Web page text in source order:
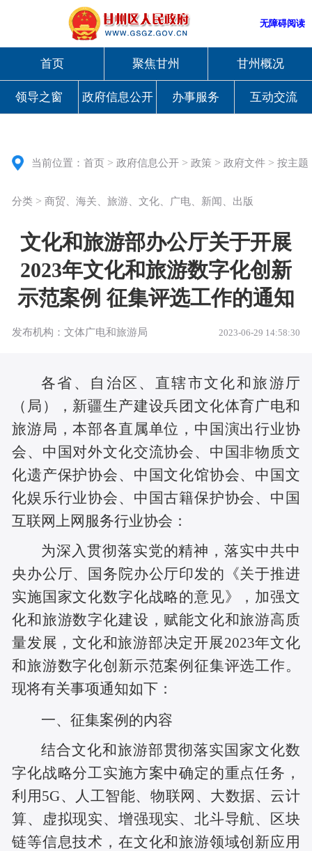
无障碍阅读
首页 聚焦甘州 甘州概况
领导之窗 政府信息公开 办事服务 互动交流
当前位置：首页 >政府信息公开 >政策 >政府文件 >按主题
分类 >商贸、海关、旅游、文化、广电、新闻、出版
文化和旅游部办公厅关于开展
2023年文化和旅游数字化创新
示范案例 征集评选工作的通知
发布机构：文体广电和旅游局 2023-06-29 14:58:30
各省、自治区、直辖市文化和旅游厅
（局），新疆生产建设兵团文化体育广电和
旅游局，本部各直属单位，中国演出行业协
会、中国对外文化交流协会、中国非物质文
化遗产保护协会、中国文化馆协会、中国文
化娱乐行业协会、中国古籍保护协会、中国
互联网上网服务行业协会：
为深入贯彻落实党的精神，落实中共中
央办公厅、国务院办公厅印发的《关于推进
实施国家文化数字化战略的意见》，加强文
化和旅游数字化建设，赋能文化和旅游高质
量发展，文化和旅游部决定开展2023年文化
和旅游数字化创新示范案例征集评选工作。
现将有关事项通知如下：
一、征集案例的内容
结合文化和旅游部贯彻落实国家文化数
字化战略分工实施方案中确定的重点任务，
利用5G、人工智能、物联网、大数据、云计
算、虚拟现实、增强现实、北斗导航、区块
链等信息技术，在文化和旅游领域创新应用